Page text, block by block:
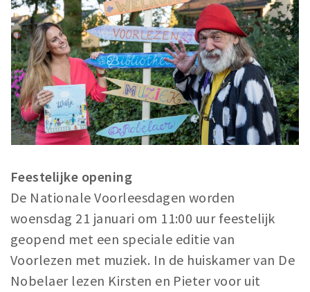
Inloggen
Feestelijke opening
De Nationale Voorleesdagen worden
woensdag 21 januari om 11:00 uur feestelijk
geopend met een speciale editie van
Voorlezen met muziek. In de huiskamer van De
Nobelaer lezen Kirsten en Pieter voor uit